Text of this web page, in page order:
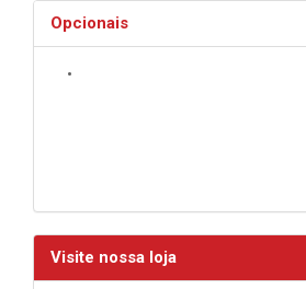
Opcionais
•
Visite nossa loja